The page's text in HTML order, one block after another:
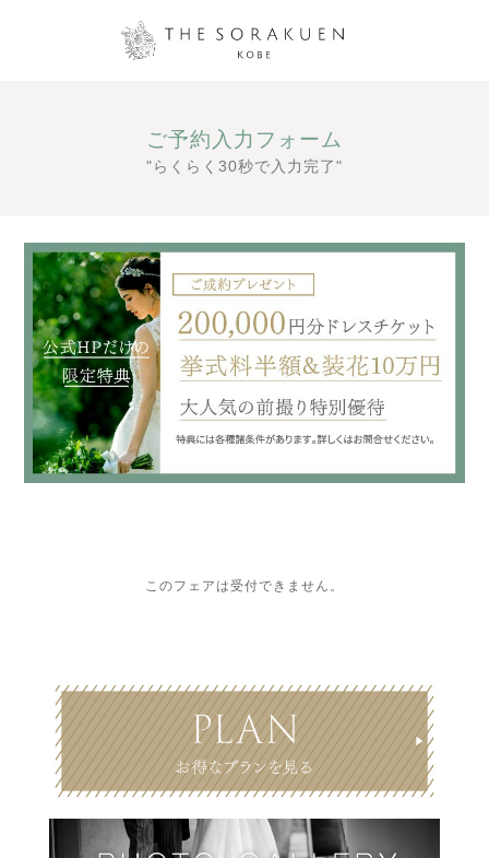
ご予約入力フォーム
"らくらく30秒で入力完了"
このフェアは受付できません。